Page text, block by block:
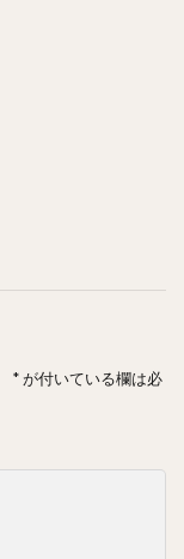
*が付いている欄は必